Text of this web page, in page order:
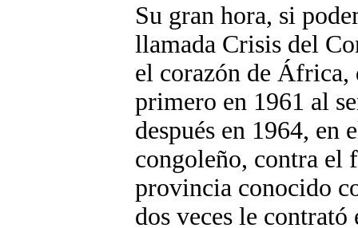
Su gran hora, si
llamada Crisis del
el corazón de
primero en 1961 al
después en 1964,
congoleño, contra el
provincia conocido
dos veces le